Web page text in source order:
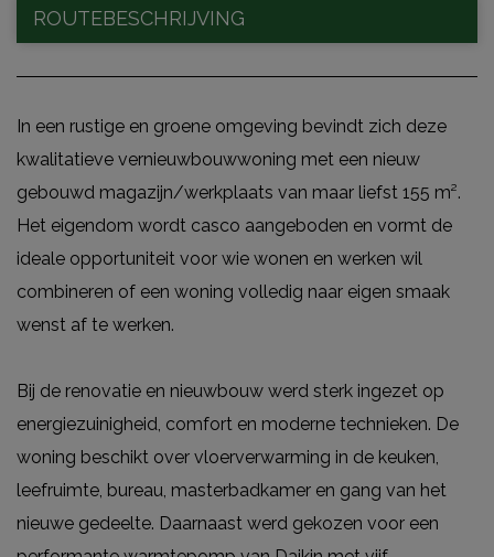
ROUTEBESCHRIJVING
In een rustige en groene omgeving bevindt zich deze
kwalitatieve vernieuwbouwwoning met een nieuw
gebouwd magazijn/werkplaats van maar liefst 155 m².
Het eigendom wordt casco aangeboden en vormt de
ideale opportuniteit voor wie wonen en werken wil
combineren of een woning volledig naar eigen smaak
wenst af te werken.
Bij de renovatie en nieuwbouw werd sterk ingezet op
energiezuinigheid, comfort en moderne technieken. De
woning beschikt over vloerverwarming in de keuken,
leefruimte, bureau, masterbadkamer en gang van het
nieuwe gedeelte. Daarnaast werd gekozen voor een